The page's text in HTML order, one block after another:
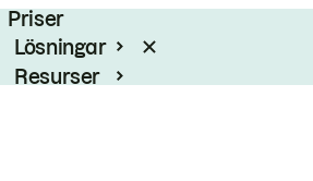
Priser
Lösningar
Resurser